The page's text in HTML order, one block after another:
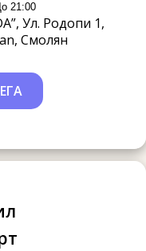
21:00
Ул. Родопи 1,
Смолян